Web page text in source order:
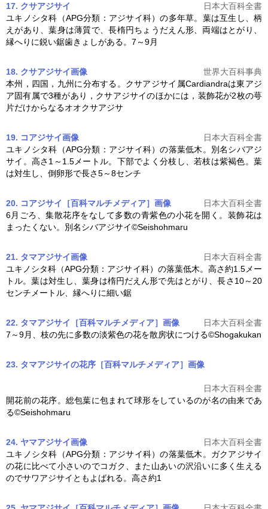
17. クサアジサイ
日本大百科全書
ユキノシタ科（APG分類： アジサイ科）の多年草。葉は互生し、柄
えがあり、葉身は薄質で、長楕円ちょうだえん形、両端はとがり、
縁へりに鋭い鋸歯きょしがある。7～9月
18. クサアジサイ画像
世界大百科事典
本州，四国，九州に分布する。クサアジサイ 属Cardiandraは東アジ
ア固有属で3種があり，クサアジサイのほかには，装飾花が2枚の萼
片だけからなるオオクサアジサ
19. コアジサイ画像
日本大百科全書
ユキノシタ科（APG分類： アジサイ科）の落葉低木。別名シバアジ
サイ 。高さ1～1.5メートル。下部でよく分枝し、若枝は紫褐色。葉
は対生し、倒卵形で長さ5～8センチ
20. コアジサイ［百科マルチメディア］ 画像
日本大百科全書
6月ごろ、集散花序をなして多数の青紫色の小花を開く。装飾花は
まったくない。別名シバアジサイ©Seishohmaru
21. タマアジサイ画像
日本大百科全書
ユキノシタ科（APG分類： アジサイ科）の落葉低木。高さ約1.5メー
トル。葉は対生し、葉身は楕円だえん形で先はとがり、長さ10～20
センチメートル、縁へりに細い鋸
22. タマアジサイ［百科マルチメディア］ 画像
日本大百科全書
7～9月、枝の先に多数の淡紫色の花を散房状につける©Shogakukan
23. タマアジサイの花序［百科マルチメディア］ 画像
日本大百科全書
開花前の花序。総包葉に包まれて球形をしているのが名の由来であ
る©Seishohmaru
24. ヤマアジサイ画像
日本大百科全書
ユキノシタ科（APG分類： アジサイ科）の落葉低木。ガクアジサイ
の花に比べて小さいのでコガク、また山あいの沢沿いに多く生える
のでサワアジサイ ともよばれる。高さ約1